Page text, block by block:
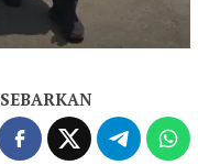
SEBARKAN